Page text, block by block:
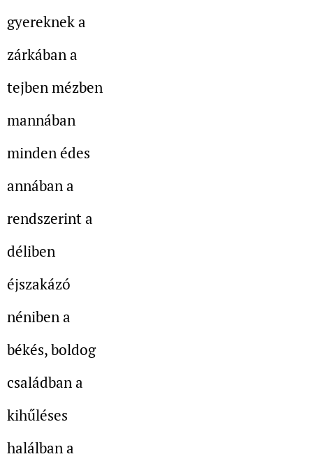
gyereknek a
zárkában a
tejben mézben
mannában
minden édes
annában a
rendszerint a
déliben
éjszakázó
néniben a
békés, boldog
családban a
kihűléses
halálban a